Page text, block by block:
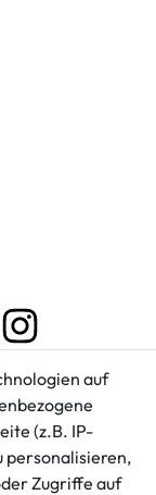
auf
(z.B. IP-
personalisieren,
Zugriffe auf